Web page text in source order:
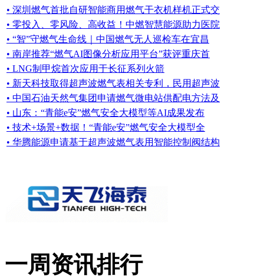
• 深圳燃气首批自研智能商用燃气干衣机样机正式交
• 零投入、零风险、高收益！中燃智慧能源助力医院
• “智”守燃气生命线｜中国燃气无人巡检车在宜昌
• 南岸推荐“燃气AI图像分析应用平台”获评重庆首
• LNG制甲烷首次应用于长征系列火箭
• 新天科技取得超声波燃气表相关专利，民用超声波
• 中国石油天然气集团申请燃气微电站供配电方法及
• 山东：“青能e安”燃气安全大模型等AI成果发布
• 技术+场景+数据！“青能e安”燃气安全大模型全
• 华腾能源申请基于超声波燃气表用智能控制阀结构
一周资讯排行